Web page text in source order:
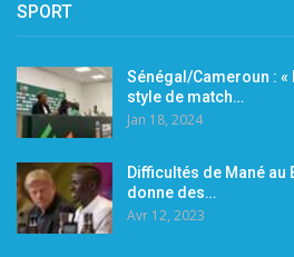
SPORT
Sénégal/Cameroun : «
style de match…
Jan 18, 2024
Difficultés de Mané au
donne des…
Avr 12, 2023